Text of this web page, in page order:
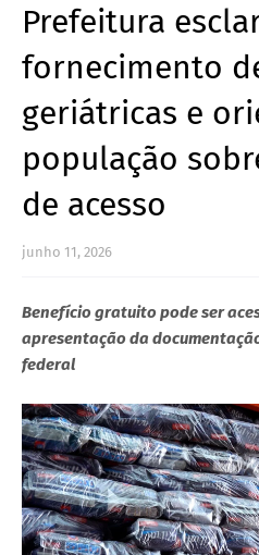
Prefeitura
fornecimento
geriátricas e
população
de acesso
junho 11, 2026
Benefício gratuito pode ser
apresentação da
federal